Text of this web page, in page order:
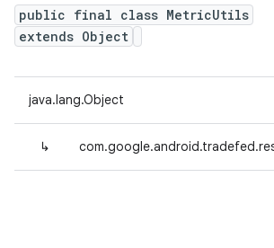
public final class MetricUtils
extends Object
java.lang.Object
↳